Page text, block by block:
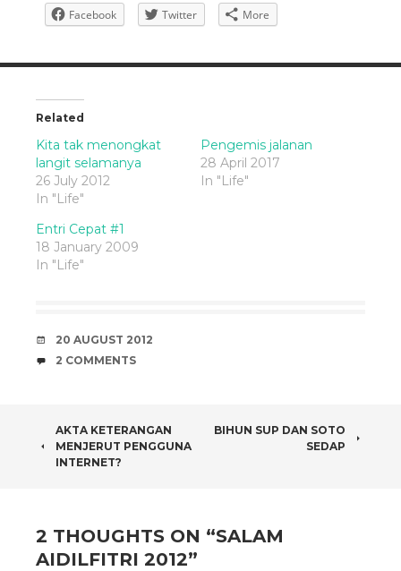
Facebook Twitter More
Related
Kita tak menongkat
langit selamanya
26 July 2012
In "Life"
Pengemis jalanan
28 April 2017
In "Life"
Entri Cepat #1
18 January 2009
In "Life"
DATE
20 AUGUST 2012
COMMENTS
2 COMMENTS
POST
NAVIGATION
AKTA KETERANGAN
MENJERUT PENGGUNA
INTERNET?
BIHUN SUP DAN SOTO
SEDAP
2 THOUGHTS ON “SALAM
AIDILFITRI 2012”